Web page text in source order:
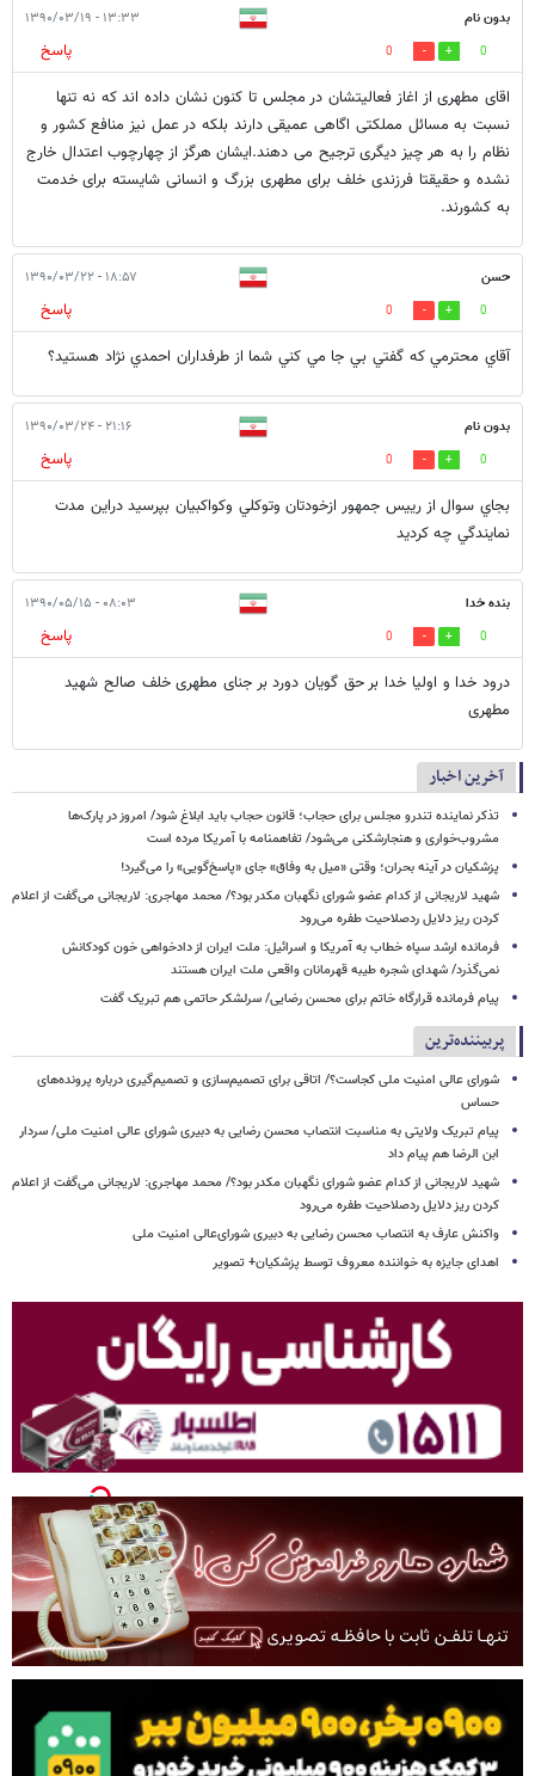
بدون نام ۱۳:۳۳ - ۱۳۹۰/۰۳/۱۹
0
0
پاسخ
اقای مطهری از اغاز فعالیتشان در مجلس تا کنون نشان داده اند که نه تنها
نسبت به مسائل مملکتی اگاهی عمیقی دارند بلکه در عمل نیز منافع کشور و
نظام را به هر چیز دیگری ترجیح می دهند.ایشان هرگز از چهارچوب اعتدال خارج
نشده و حقیقتا فرزندی خلف برای مطهری بزرگ و انسانی شایسته برای خدمت
به کشورند.
حسن ۱۸:۵۷ - ۱۳۹۰/۰۳/۲۲
0
0
پاسخ
آقاي محترمي كه گفتي بي جا مي كني شما از طرفداران احمدي نژاد هستيد؟
بدون نام ۲۱:۱۶ - ۱۳۹۰/۰۳/۲۴
0
0
پاسخ
بجاي سوال از رييس جمهور ازخودتان وتوكلي وكواكبيان بپرسيد دراين مدت
نمايندگي چه كرديد
بنده خدا ۰۸:۰۳ - ۱۳۹۰/۰۵/۱۵
0
0
پاسخ
درود خدا و اولیا خدا بر حق گویان دورد بر جنای مطهری خلف صالح شهید
مطهری
آخرین اخبار
تذکر نماینده تندرو مجلس برای حجاب؛ قانون حجاب باید ابلاغ شود/ امروز در پارک‌ها
مشروب‌خواری و هنجارشکنی می‌شود/ تفاهمنامه با آمریکا مرده است
پزشکیان در آینه بحران؛ وقتی «میل به وفاق» جای «پاسخ‌گویی» را می‌گیرد!
شهید لاریجانی از کدام عضو شورای نگهبان مکدر بود؟/ محمد مهاجری: لاریجانی می‌گفت از اعلام
کردن ریز دلایل ردصلاحیت طفره می‌رود
فرمانده ارشد سپاه خطاب به آمریکا و اسرائیل: ملت ایران از دادخواهی خون کودکانش
نمی‌گذرد/ شهدای شجره طیبه قهرمانان واقعی ملت ایران هستند
پیام فرمانده قرارگاه خاتم برای محسن رضایی/ سرلشکر حاتمی هم تبریک گفت
پربیننده‌ترین
شورای عالی امنیت ملی کجاست؟/ اتاقی برای تصمیم‌سازی و تصمیم‌گیری درباره پرونده‌های
حساس
پیام تبریک ولایتی به مناسبت انتصاب محسن رضایی به دبیری شورای عالی امنیت ملی/ سردار
ابن الرضا هم پیام داد
شهید لاریجانی از کدام عضو شورای نگهبان مکدر بود؟/ محمد مهاجری: لاریجانی می‌گفت از اعلام
کردن ریز دلایل ردصلاحیت طفره می‌رود
واکنش عارف به انتصاب محسن رضایی به دبیری شورای‌عالی امنیت ملی
اهدای جایزه به خواننده معروف توسط پزشکیان+ تصویر